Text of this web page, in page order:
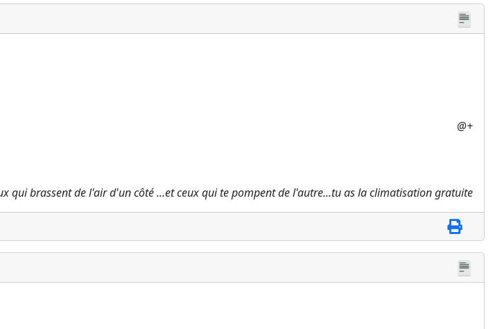
@+
qui brassent de l'air d'un côté ...et ceux qui te pompent de l'autre...tu as la climatisation gratuite